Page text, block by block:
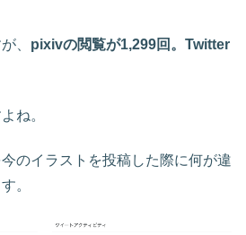
、 pixivの閲覧が1,299回。Twitter
ね。
のイラストを投稿した際に何が違
。